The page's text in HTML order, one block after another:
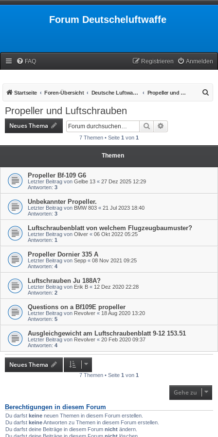
Forum Deutscheluftwaffe
FAQ Anmelden
Registrieren
Startseite Foren-Übersicht Deutsche Luftwaffe 1939-1945 Propeller und Luftschrauben
Propeller und Luftschrauben
Neues Thema Suche
7 Themen • Seite 1 von 1
Themen
Propeller Bf-109 G6
Letzter Beitrag von Gelbe 13 « 27 Dez 2025 12:29
Antworten: 3
Unbekannter Propeller.
Letzter Beitrag von BMW 803 « 21 Jul 2023 18:40
Antworten: 3
Luftschraubenblatt von welchem Flugzeugbaumuster?
Letzter Beitrag von Oliver « 06 Okt 2022 05:25
Antworten: 1
Propeller Dornier 335 A
Letzter Beitrag von Sepp « 08 Nov 2021 09:25
Antworten: 4
Luftschrauben Ju 188A?
Letzter Beitrag von Erik B « 12 Dez 2020 22:28
Antworten: 2
Questions on a Bf109E propeller
Letzter Beitrag von Revolver « 18 Aug 2020 13:20
Antworten: 5
Ausgleichgewicht am Luftschraubenblatt 9-12 153.51
Letzter Beitrag von Revolver « 20 Feb 2020 09:37
Antworten: 4
Neues Thema
7 Themen • Seite 1 von 1
Gehe zu
Berechtigungen in diesem Forum
Du darfst keine neuen Themen in diesem Forum erstellen.
Du darfst keineAntworten zu Themen in diesem Forum erstellen.
Du darfst deine Beiträge in diesem Forum nicht ändern.